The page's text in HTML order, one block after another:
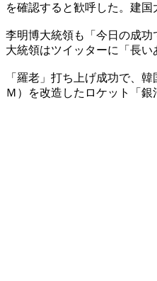
を確認すると歓呼した。建
李明博大統領も「今日の成
大統領はツイッターに「長
「羅老」打ち上げ成功で、
Ｍ）を改造したロケット「